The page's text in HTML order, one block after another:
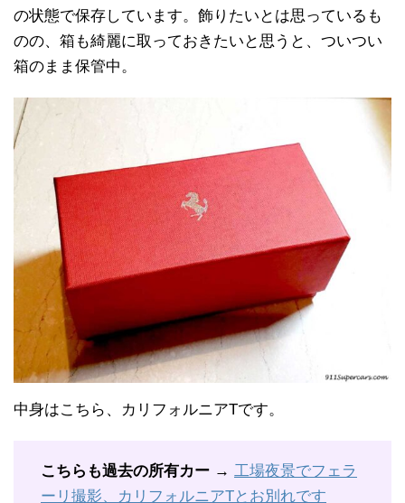
の状態で保存しています。飾りたいとは思っているも
のの、箱も綺麗に取っておきたいと思うと、ついつい
箱のまま保管中。
中身はこちら、カリフォルニアTです。
こちらも過去の所有カー → 工場夜景でフェラ
ーリ撮影、カリフォルニアTとお別れです